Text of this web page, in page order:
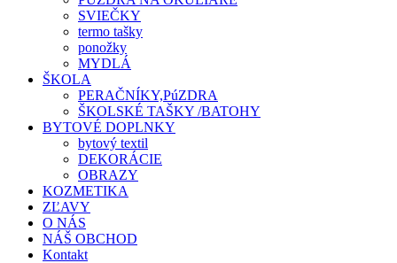
SVIEČKY
termo tašky
ponožky
MYDLÁ
ŠKOLA
PERAČNÍKY,PúZDRA
ŠKOLSKÉ TAŠKY /BATOHY
BYTOVÉ DOPLNKY
bytový textil
DEKORÁCIE
OBRAZY
KOZMETIKA
ZĽAVY
O NÁS
NÁŠ OBCHOD
Kontakt